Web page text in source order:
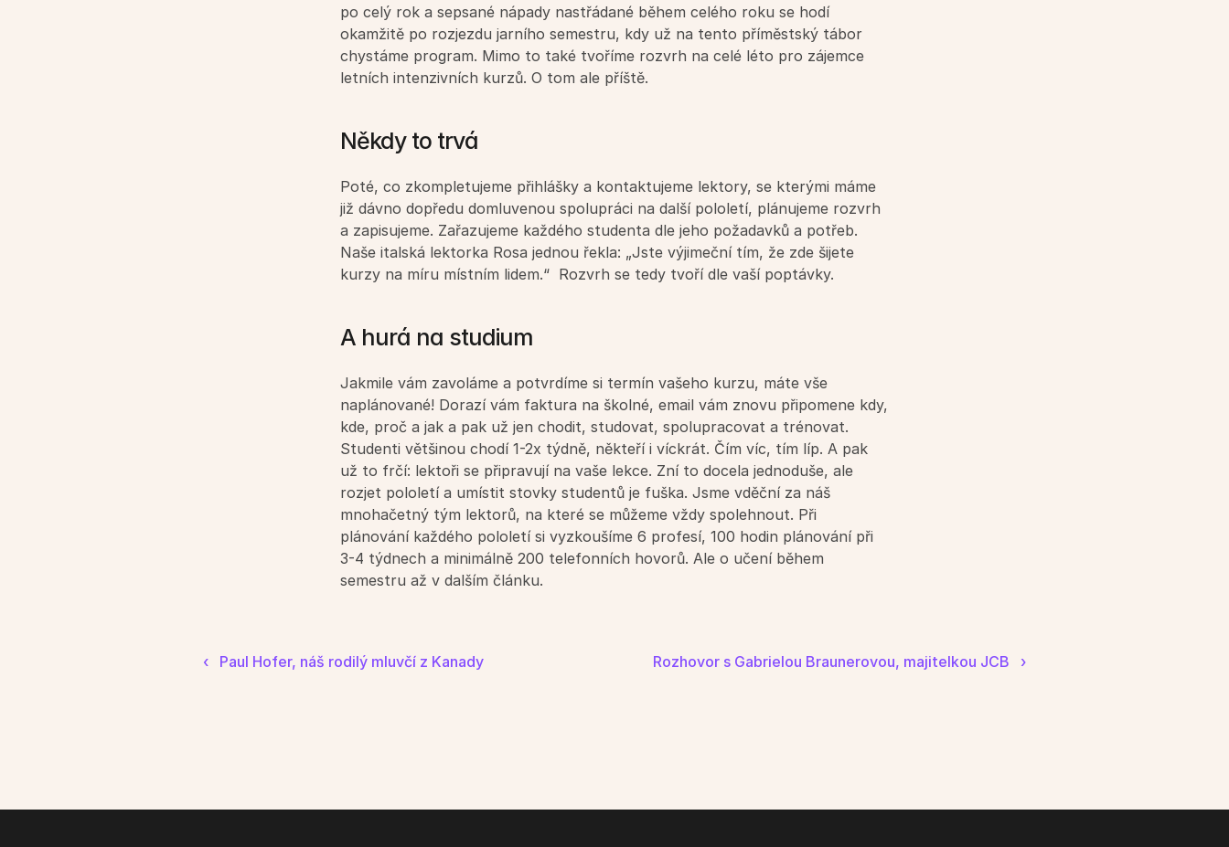
po celý rok a sepsané nápady nastřádané během celého roku se hodí
okamžitě po rozjezdu jarního semestru, kdy už na tento příměstský tábor
chystáme program. Mimo to také tvoříme rozvrh na celé léto pro zájemce
letních intenzivních kurzů. O tom ale příště.
Někdy to trvá
Poté, co zkompletujeme přihlášky a kontaktujeme lektory, se kterými máme
již dávno dopředu domluvenou spolupráci na další pololetí, plánujeme rozvrh
a zapisujeme. Zařazujeme každého studenta dle jeho požadavků a potřeb.
Naše italská lektorka Rosa jednou řekla: „Jste výjimeční tím, že zde šijete
kurzy na míru místním lidem.“  Rozvrh se tedy tvoří dle vaší poptávky.
A hurá na studium
Jakmile vám zavoláme a potvrdíme si termín vašeho kurzu, máte vše
naplánované! Dorazí vám faktura na školné, email vám znovu připomene kdy,
kde, proč a jak a pak už jen chodit, studovat, spolupracovat a trénovat.
Studenti většinou chodí 1-2x týdně, někteří i víckrát. Čím víc, tím líp. A pak
už to frčí: lektoři se připravují na vaše lekce. Zní to docela jednoduše, ale
rozjet pololetí a umístit stovky studentů je fuška. Jsme vděční za náš
mnohačetný tým lektorů, na které se můžeme vždy spolehnout. Při
plánování každého pololetí si vyzkoušíme 6 profesí, 100 hodin plánování při
3-4 týdnech a minimálně 200 telefonních hovorů. Ale o učení během
semestru až v dalším článku.
‹   Paul Hofer, náš rodilý mluvčí z Kanady Rozhovor s Gabrielou Braunerovou, majitelkou JCB   ›